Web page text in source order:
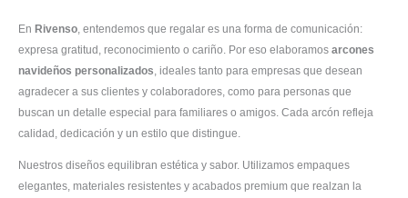
En Rivenso, entendemos que regalar es una forma de comunicación:
expresa gratitud, reconocimiento o cariño. Por eso elaboramos arcones
navideños personalizados, ideales tanto para empresas que desean
agradecer a sus clientes y colaboradores, como para personas que
buscan un detalle especial para familiares o amigos. Cada arcón refleja
calidad, dedicación y un estilo que distingue.
Nuestros diseños equilibran estética y sabor. Utilizamos empaques
elegantes, materiales resistentes y acabados premium que realzan la